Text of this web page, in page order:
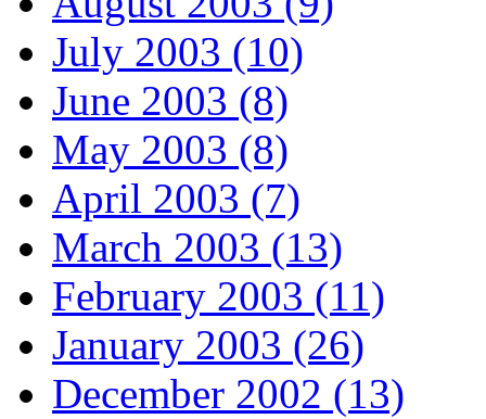
July 2003 (10)
June 2003 (8)
May 2003 (8)
April 2003 (7)
March 2003 (13)
February 2003 (11)
January 2003 (26)
December 2002 (13)